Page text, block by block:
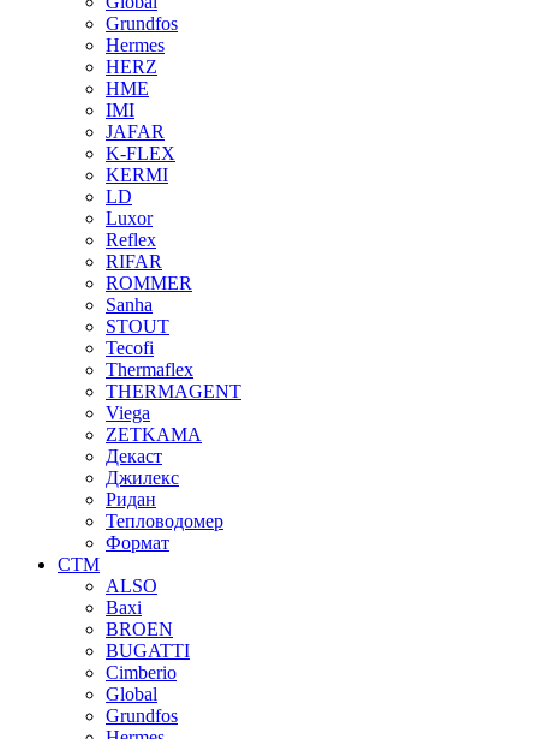
Grundfos
Hermes
HERZ
HME
IMI
JAFAR
K-FLEX
KERMI
LD
Luxor
Reflex
RIFAR
ROMMER
Sanha
STOUT
Tecofi
Thermaflex
THERMAGENT
Viega
ZETKAMA
Декаст
Джилекс
Ридан
Тепловодомер
Формат
СТМ
ALSO
Baxi
BROEN
BUGATTI
Cimberio
Global
Grundfos